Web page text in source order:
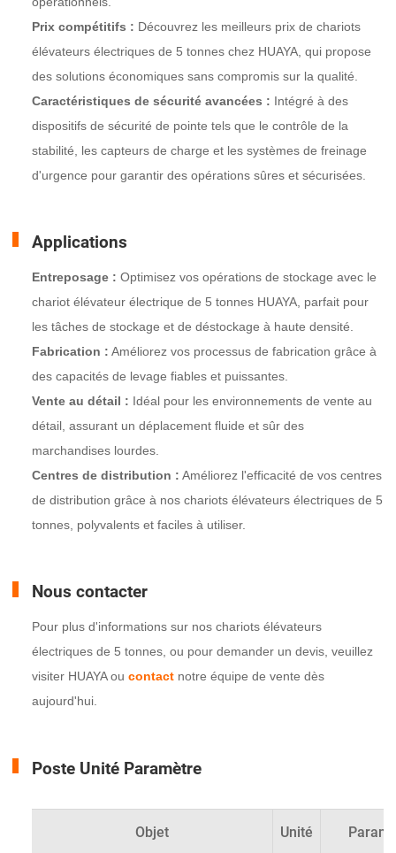
Prix compétitifs : Découvrez les meilleurs prix de chariots
élévateurs électriques de 5 tonnes chez HUAYA, qui propose
des solutions économiques sans compromis sur la qualité.
Caractéristiques de sécurité avancées : Intégré à des
dispositifs de sécurité de pointe tels que le contrôle de la
stabilité, les capteurs de charge et les systèmes de freinage
d'urgence pour garantir des opérations sûres et sécurisées.
Applications
Entreposage : Optimisez vos opérations de stockage avec le
chariot élévateur électrique de 5 tonnes HUAYA, parfait pour
les tâches de stockage et de déstockage à haute densité.
Fabrication : Améliorez vos processus de fabrication grâce à
des capacités de levage fiables et puissantes.
Vente au détail : Idéal pour les environnements de vente au
détail, assurant un déplacement fluide et sûr des
marchandises lourdes.
Centres de distribution : Améliorez l'efficacité de vos centres
de distribution grâce à nos chariots élévateurs électriques de 5
tonnes, polyvalents et faciles à utiliser.
Nous contacter
Pour plus d'informations sur nos chariots élévateurs
électriques de 5 tonnes, ou pour demander un devis, veuillez
visiter HUAYA oucontact notre équipe de vente dès
aujourd'hui.
Poste Unité Paramètre
Objet Unité